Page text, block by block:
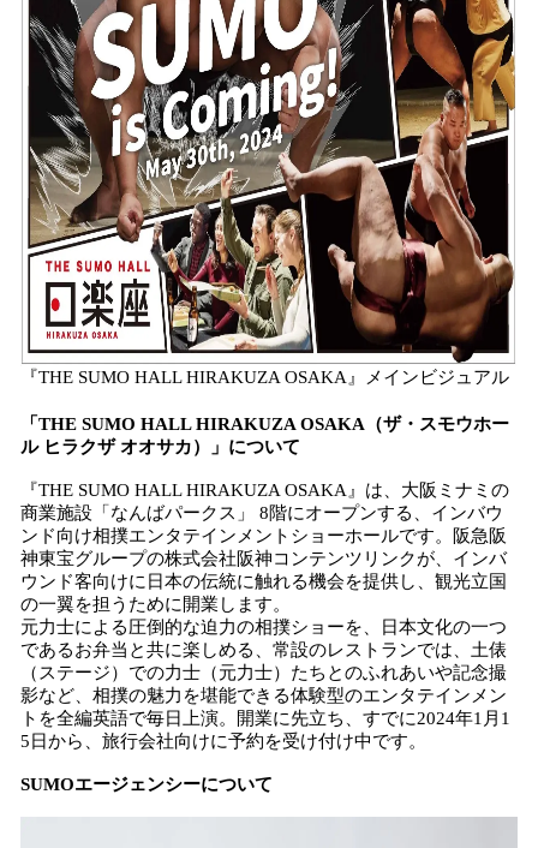
『THE SUMO HALL HIRAKUZA OSAKA』メインビジュアル
「THE SUMO HALL HIRAKUZA OSAKA（ザ・スモウホー
ル ヒラクザ オオサカ）」について
『THE SUMO HALL HIRAKUZA OSAKA』は、大阪ミナミの
商業施設「なんばパークス」 8階にオープンする、インバウ
ンド向け相撲エンタテインメントショーホールです。阪急阪
神東宝グループの株式会社阪神コンテンツリンクが、インバ
ウンド客向けに日本の伝統に触れる機会を提供し、観光立国
の一翼を担うために開業します。
元力士による圧倒的な迫力の相撲ショーを、日本文化の一つ
であるお弁当と共に楽しめる、常設のレストランでは、土俵
（ステージ）での力士（元力士）たちとのふれあいや記念撮
影など、相撲の魅力を堪能できる体験型のエンタテインメン
トを全編英語で毎日上演。開業に先立ち、すでに2024年1月1
5日から、旅行会社向けに予約を受け付け中です。
SUMOエージェンシーについて